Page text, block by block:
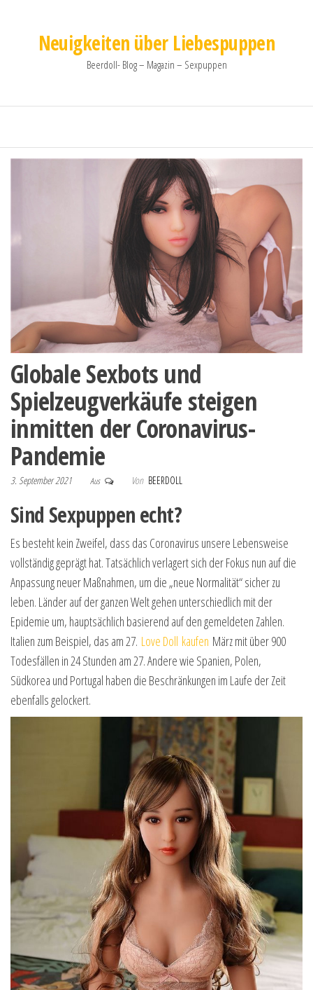
Neuigkeiten über Liebespuppen
Beerdoll- Blog – Magazin – Sexpuppen
Globale Sexbots und
Spielzeugverkäufe steigen
inmitten der Coronavirus-
Pandemie
3. September 2021 Aus Von BEERDOLL
Sind Sexpuppen echt?
Es besteht kein Zweifel, dass das Coronavirus unsere Lebensweise
vollständig geprägt hat. Tatsächlich verlagert sich der Fokus nun auf die
Anpassung neuer Maßnahmen, um die „neue Normalität“ sicher zu
leben. Länder auf der ganzen Welt gehen unterschiedlich mit der
Epidemie um, hauptsächlich basierend auf den gemeldeten Zahlen.
Italien zum Beispiel, das am 27. Love Doll kaufen März mit über 900
Todesfällen in 24 Stunden am 27. Andere wie Spanien, Polen,
Südkorea und Portugal haben die Beschränkungen im Laufe der Zeit
ebenfalls gelockert.